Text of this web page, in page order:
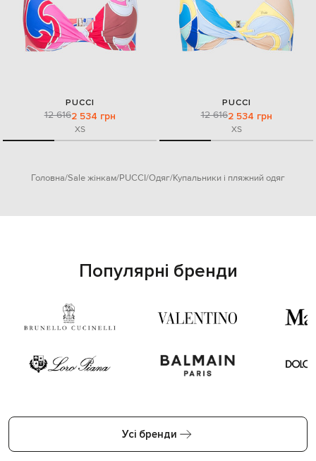
PUCCI
12 6162 534 грн
XS
PUCCI
12 6162 534 грн
XS
Головна Sale жінкам PUCCI Одяг Купальники і пляжний одяг
Популярні бренди
Усі бренди